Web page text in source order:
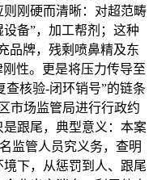
刚硬而清晰：对超范畴
备”，加工帮剂；这种
品牌，残剩喷鼻精及东
性。更是将压力传导至
查核验-闭环销号”的链条
市场监管局进行行政约
跟尾，典型意义：本案
监管人员究义务，查明
下，从惩罚到人、跟尾